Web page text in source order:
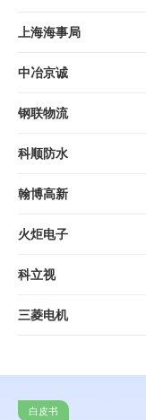
上海海事局
中冶京诚
钢联物流
科顺防水
翰博高新
火炬电子
科立视
三菱电机
白皮书